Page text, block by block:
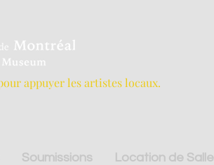
appuyer les artistes locaux.
Soumissions Location de Salle